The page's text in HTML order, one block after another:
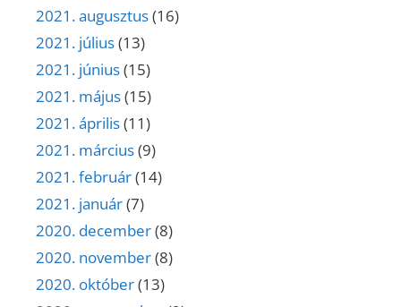
2021. augusztus(16)
2021. július(13)
2021. június(15)
2021. május(15)
2021. április(11)
2021. március(9)
2021. február(14)
2021. január(7)
2020. december(8)
2020. november(8)
2020. október(13)